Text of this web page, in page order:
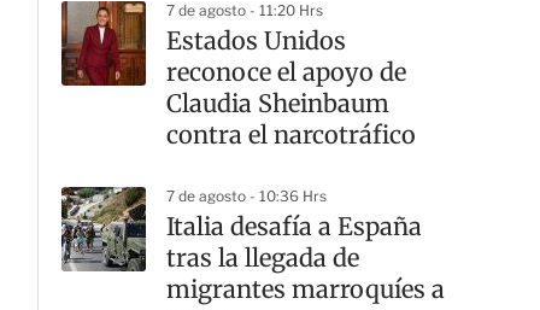
7 de agosto - 11:20 Hrs
Estados Unidos
reconoce el apoyo de
Claudia Sheinbaum
contra el narcotráfico
7 de agosto - 10:36 Hrs
Italia desafía a España
tras la llegada de
migrantes marroquíes a